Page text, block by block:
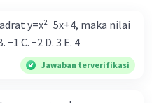
y=x²−5x+4, maka nilai
C. −2 D. 3 E. 4
Jawaban terverifikasi